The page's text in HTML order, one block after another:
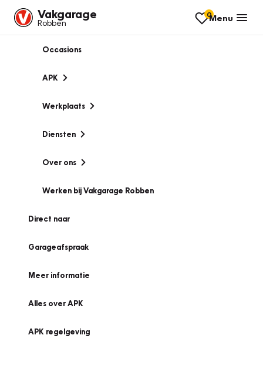
Vakgarage
Robben
0Menu
Occasions
APK
Werkplaats
Diensten
Over ons
Werken bij Vakgarage Robben
Direct naar
Garageafspraak
Meer informatie
Alles over APK
APK regelgeving